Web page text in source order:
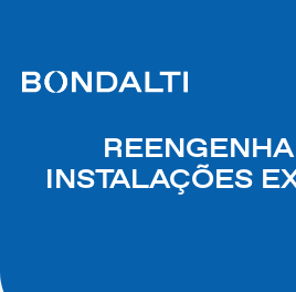
INSTALAÇÕES